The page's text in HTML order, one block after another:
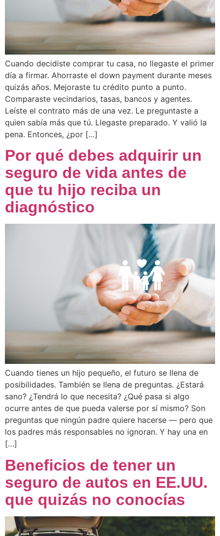
Cuando decidiste comprar tu casa, no llegaste el primer
día a firmar. Ahorraste el down payment durante meses
quizás años. Mejoraste tu crédito punto a punto.
Comparaste vecindarios, tasas, bancos y agentes.
Leíste el contrato más de una vez. Le preguntaste a
quien sabía más que tú. Llegaste preparado. Y valió la
pena. Entonces, ¿por […]
Por qué debes adquirir un
seguro de vida antes de
que tu hijo reciba un
diagnóstico
Cuando tienes un hijo pequeño, el futuro se llena de
posibilidades. También se llena de preguntas. ¿Estará
sano? ¿Tendrá lo que necesita? ¿Qué pasa si algo
ocurre antes de que pueda valerse por sí mismo? Son
preguntas que ningún padre quiere hacerse — pero que
los padres más responsables no ignoran. Y hay una en
[…]
Beneficios de tener un
seguro de autos en EE.UU.
que quizás no conocías